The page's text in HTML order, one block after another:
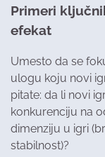
Primeri
efekat
Umesto da se
ulogu koju novi
pitate: da li novi
konkurenciju na
dimenziju u igri
stabilnost)?